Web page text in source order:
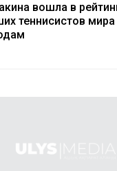
вошла в
теннисистов